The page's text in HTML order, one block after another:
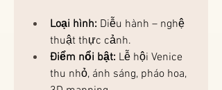
Loại hình: Diễu hành – nghệ
thuật thực cảnh.
Điểm nổi bật: Lễ hội Venice
thu nhỏ, ánh sáng, pháo hoa,